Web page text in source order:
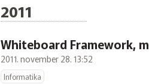
2011
Whiteboard Framework,
2011. november 28. 13:52
Informatika